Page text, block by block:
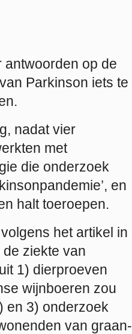
op de
Parkinson iets te
nadat vier
met
die onderzoek
en
halt toeroepen.
het artikel in
ziekte van
1) dierproeven
wijnboeren zou
en 3) onderzoek
van graan-